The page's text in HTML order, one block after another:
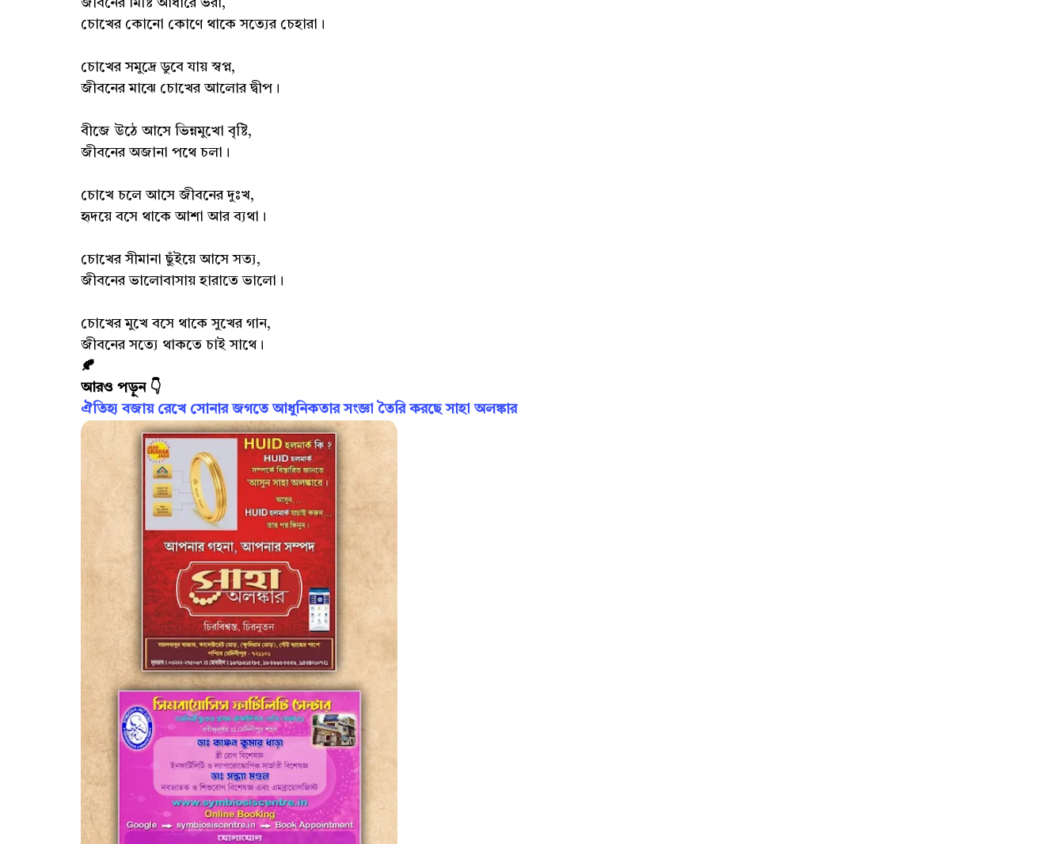
জীবনের মিষ্টি আঁধারে ভরা,
চোখের কোনো কোণে থাকে সত্যের চেহারা।
চোখের সমুদ্রে ডুবে যায় স্বপ্ন,
জীবনের মাঝে চোখের আলোর দ্বীপ।
বীজে উঠে আসে ভিন্নমুখো বৃষ্টি,
জীবনের অজানা পথে চলা।
চোখে চলে আসে জীবনের দুঃখ,
হৃদয়ে বসে থাকে আশা আর ব্যথা।
চোখের সীমানা ছুঁইয়ে আসে সত্য,
জীবনের ভালোবাসায় হারাতে ভালো।
চোখের মুখে বসে থাকে সুখের গান,
জীবনের সত্যে থাকতে চাই সাথে।
🍂
আরও পড়ুন 👇
ঐতিহ্য বজায় রেখে সোনার জগতে আধুনিকতার সংজ্ঞা তৈরি করছে সাহা অলঙ্কার